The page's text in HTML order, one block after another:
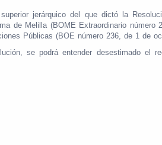
jerárquico del que dictó la
de Melilla (BOME Extraordinario número
Públicas (BOE número 236, de 1 de
se podrá entender desestimado el